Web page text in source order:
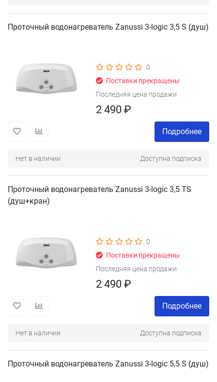
Проточный водонагреватель Zanussi 3-logic 3,5 S (душ)
0
Поставки прекращены
Последняя цена продажи
2 490 ₽
Подробнее
Нет в наличии Доступна подписка
Проточный водонагреватель Zanussi 3-logic 3,5 TS
(душ+кран)
0
Поставки прекращены
Последняя цена продажи
2 490 ₽
Подробнее
Нет в наличии Доступна подписка
Проточный водонагреватель Zanussi 3-logic 5,5 S (душ)